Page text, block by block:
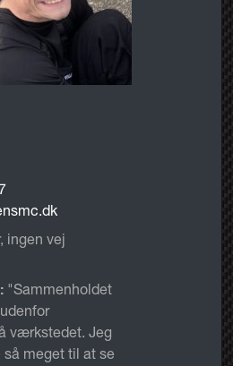
ingen vej
"Sammenholdet
værkstedet. Jeg
meget til at se